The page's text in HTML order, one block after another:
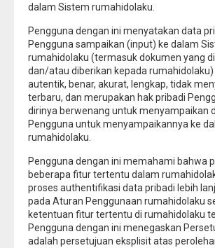
dalam Sistem rumahidolaku.
Pengguna dengan ini menyatakan data
Pengguna sampaikan (input) ke dalam
rumahidolaku (termasuk dokumen yang
dan/atau diberikan kepada rumahidolaku)
autentik, benar, akurat, lengkap, tidak
terbaru, dan merupakan hak pribadi
dirinya berwenang untuk menyampaikan
Pengguna untuk menyampaikannya ke
rumahidolaku.
Pengguna dengan ini memahami bahwa
beberapa fitur tertentu dalam
proses authentifikasi data pribadi lebih
pada Aturan Penggunaan rumahidolaku
ketentuan fitur tertentu di rumahidolaku
Pengguna dengan ini menegaskan
adalah persetujuan eksplisit atas